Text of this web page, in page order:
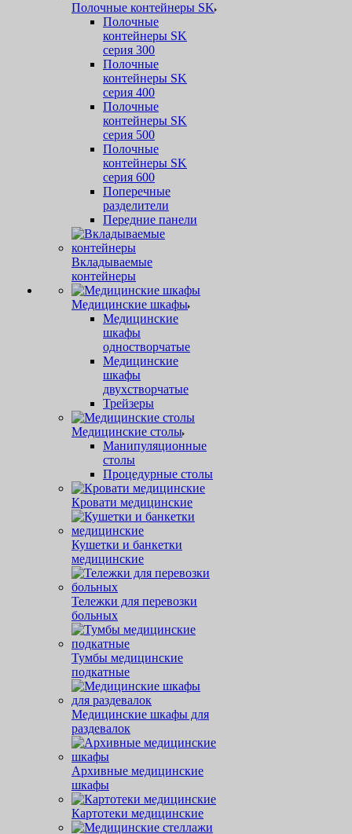
Полочные контейнеры SK
Полочные
контейнеры SK
серия 300
Полочные
контейнеры SK
серия 400
Полочные
контейнеры SK
серия 500
Полочные
контейнеры SK
серия 600
Поперечные
разделители
Передние панели
Вкладываемые
контейнеры
Медицинские шкафы
Медицинские
шкафы
одностворчатые
Медицинские
шкафы
двухстворчатые
Трейзеры
Медицинские столы
Манипуляционные
столы
Процедурные столы
Кровати медицинские
Кушетки и банкетки
медицинские
Тележки для перевозки
больных
Тумбы медицинские
подкатные
Медицинские шкафы для
раздевалок
Архивные медицинские
шкафы
Картотеки медицинские